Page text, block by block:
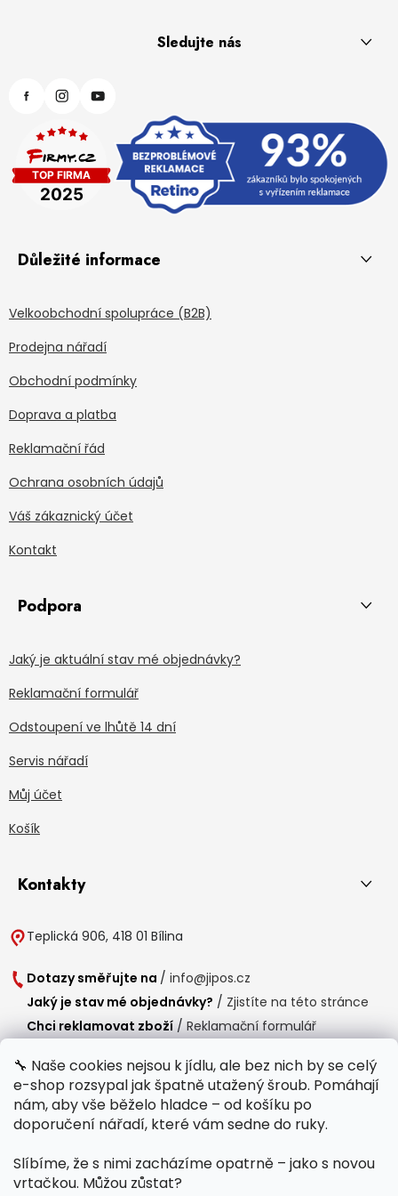
🔧 Naše cookies nejsou k jídlu, ale bez nich by se celý
e-shop rozsypal jak špatně utažený šroub. Pomáhají
nám, aby vše běželo hladce – od košíku po
doporučení nářadí, které vám sedne do ruky.
Slíbíme, že s nimi zacházíme opatrně – jako s novou
vrtačkou. Můžou zůstat?
Sledujte nás
Důležité informace
Velkoobchodní spolupráce (B2B)
Prodejna nářadí
Obchodní podmínky
Doprava a platba
Reklamační řád
Ochrana osobních údajů
Váš zákaznický účet
Kontakt
Podpora
Jaký je aktuální stav mé objednávky?
Reklamační formulář
Odstoupení ve lhůtě 14 dní
Servis nářadí
Můj účet
Košík
Kontakty
Teplická 906, 418 01 Bílina
Dotazy směřujte na / info@jipos.cz
Jaký je stav mé objednávky? / Zjistíte na této stránce
Chci reklamovat zboží / Reklamační formulář
Provozní doba
Po-Čt /
8:00 - 15:00
Polední přestávka /11:00 - 11:30